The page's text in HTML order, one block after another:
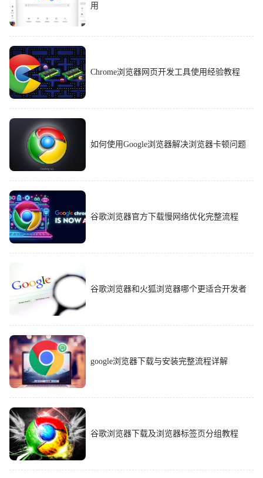
用
Chrome浏览器网页开发工具使用经验教程
如何使用Google浏览器解决浏览器卡顿问题
谷歌浏览器官方下载慢网络优化完整流程
谷歌浏览器和火狐浏览器哪个更适合开发者
google浏览器下载与安装完整流程详解
谷歌浏览器下载及浏览器标签页分组教程